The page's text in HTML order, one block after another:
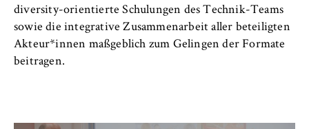
diversity-orientierte Schulungen des Technik-Teams
sowie die integrative Zusammenarbeit aller beteiligten
Akteur*innen maßgeblich zum Gelingen der Formate
beitragen.
Zweck:
Erlaubt das Anzeigen und Abspielen von
eingebetteten YouTube-Videos, wobei Daten
an Google übertragen und Cookies gesetzt
werden.